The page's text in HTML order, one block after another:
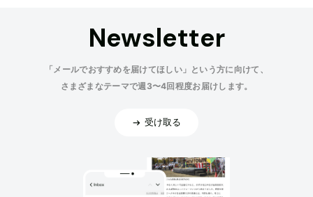
Newsletter
「メールでおすすめを届けてほしい」という方に向けて、
さまざまなテーマで週3〜4回程度お届けします。
受け取る